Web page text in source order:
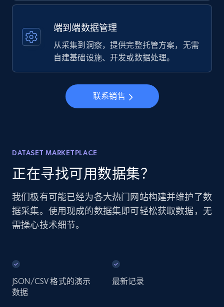
端到端数据管理
从采集到洞察，提供完整托管方案，无需
自建基础设施、开发或数据处理。
联系销售
DATASET MARKETPLACE
正在寻找可用数据集？
我们极有可能已经为各大热门网站构建并维护了数
据采集。使用现成的数据集即可轻松获取数据，无
需操心技术细节。
JSON/CSV 格式的演示
数据
最新记录